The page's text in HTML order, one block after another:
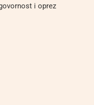
i oprez